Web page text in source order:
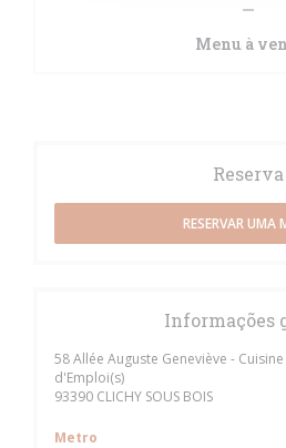
Menu à
Reserva
RESERVAR UMA
Informações
58 Allée Auguste Geneviève -
d'Emploi(s)
93390 CLICHY SOUS BOIS((abre
Metro